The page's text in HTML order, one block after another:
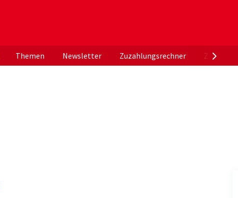
ApothekerInnen
Themen Newsletter Zuzahlungsrechner